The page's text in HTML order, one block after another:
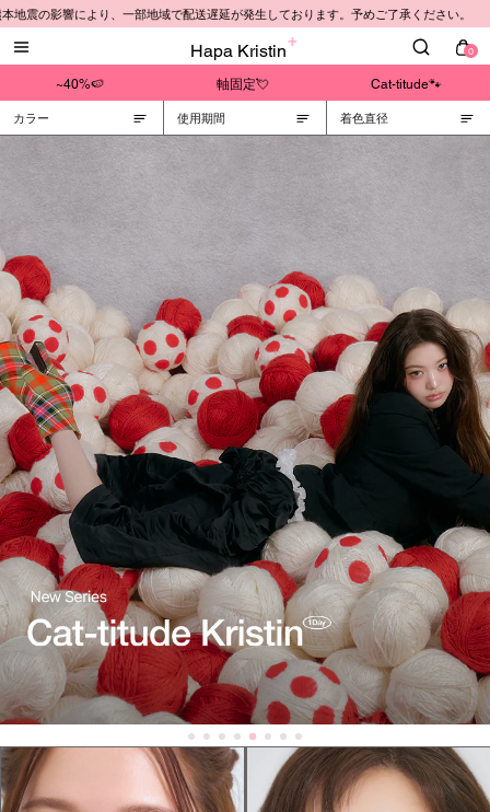
Hapa Kristin 0
~40%🍉 軸固定💘 Cat-titude🐾
震の影響により、一部地域で配送遅延が発生しております。予めご了承ください。
カラー 使用期間 着色直径